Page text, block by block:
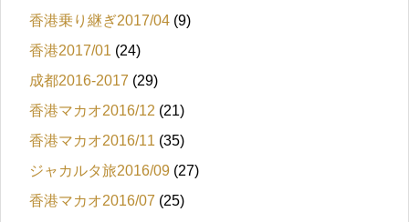
香港乗り継ぎ2017/04 (9)
香港2017/01 (24)
成都2016-2017 (29)
香港マカオ2016/12 (21)
香港マカオ2016/11 (35)
ジャカルタ旅2016/09 (27)
香港マカオ2016/07 (25)